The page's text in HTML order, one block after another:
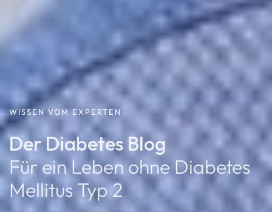
WISSEN VOM EXPERTEN
Der Diabetes Blog
Für ein Leben ohne Diabetes
Mellitus Typ 2